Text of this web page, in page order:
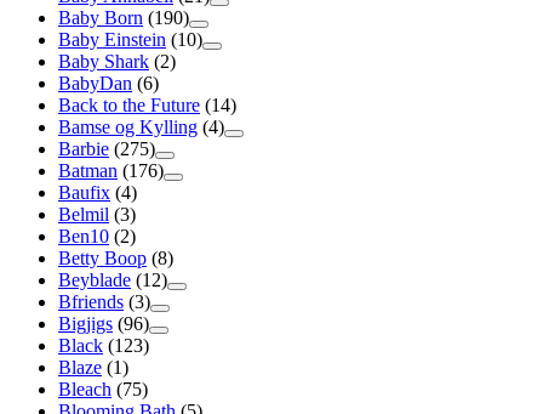
Baby Born (190)
Baby Einstein (10)
Baby Shark (2)
BabyDan (6)
Back to the Future (14)
Bamse og Kylling (4)
Barbie (275)
Batman (176)
Baufix (4)
Belmil (3)
Ben10 (2)
Betty Boop (8)
Beyblade (12)
Bfriends (3)
Bigjigs (96)
Black (123)
Blaze (1)
Bleach (75)